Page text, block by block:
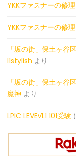
YKKファスナーの修
YKKファスナーの修
「坂の街」保土ヶ谷
l1stylish より
「坂の街」保土ヶ谷
魔神 より
LPIC LEVEVL1 101受験